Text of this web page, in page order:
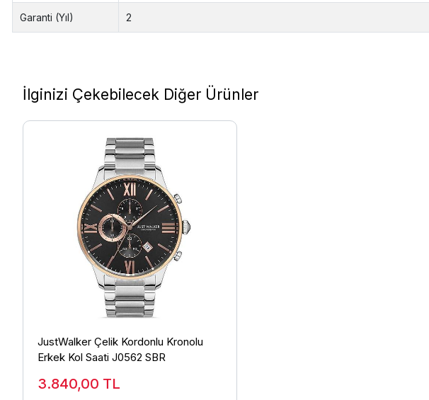
Garanti (Yıl) 2
İlginizi Çekebilecek Diğer Ürünler
JustWalker Çelik Kordonlu Kronolu
Erkek Kol Saati J0562 SBR
3.840,00 TL